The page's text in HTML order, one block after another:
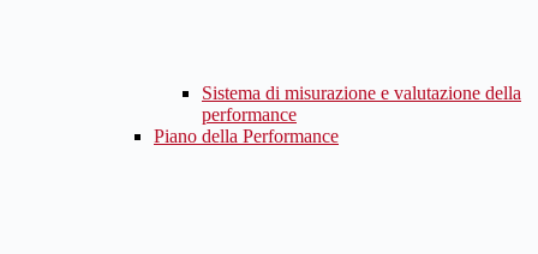
Sistema di misurazione e valutazione della
performance
Piano della Performance